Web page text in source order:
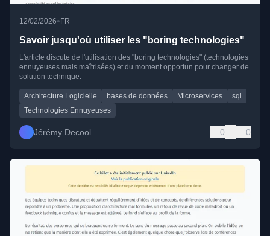
12/02/2026•FR
Savoir jusqu'où utiliser les "boring technologies"
L'article discute de l'utilisation des "boring technologies" (technologies
ennuyeuses mais maîtrisées) et du moment opportun pour changer de
solution technique.
Architecture Logicielle bases de données Microservices
sql
Technologies Ennuyeuses
Jérémy Decool 0 0